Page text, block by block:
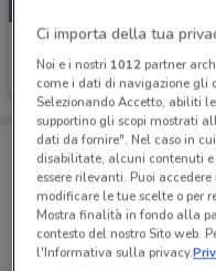
Sephora
Scade il 31/08
Porta
Puoi trovare le
salvarle e
dal tuo
Ci importa della tua
Noi e i nostri 1012partner
come i dati di navigazione gli
Selezionando Accetto, abiliti
supportino gli scopi mostrati
dati da fornire". Nel caso in
disabilitate, alcuni contenuti
essere rilevanti. Puoi
modificare le tue scelte o per
Mostra finalità in fondo alla
contesto del nostro Sito web.
l'Informativa sulla privacy.